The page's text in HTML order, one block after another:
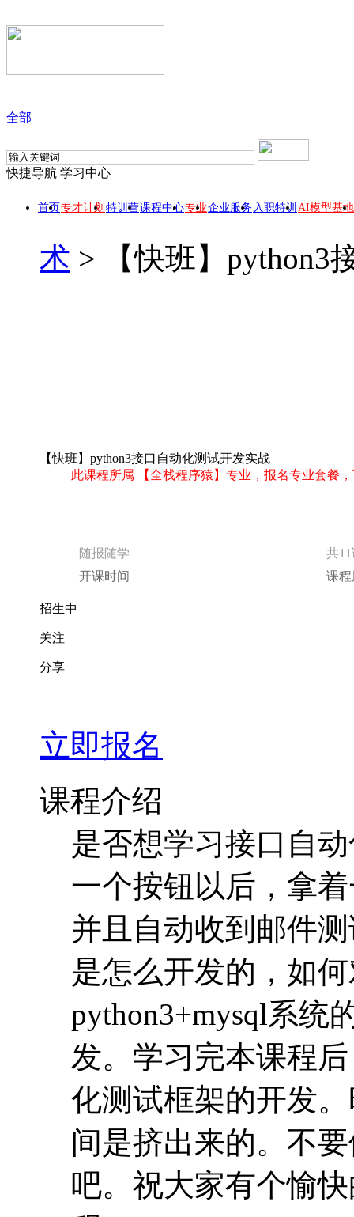
全部
快捷导航 学习中心
首页专才计划 特训营课程中心专业企业服务 入职特训 AI模型基地
术 > 【快班】
招生中
立即报名
课程介绍
一个按钮以后，拿
并且自动收到邮件
是怎么开发的，如
python3+mysql系统
发。学习完本课程
化测试框架的开发
间是挤出来的。不
吧。祝大家有个愉
程！
课程大纲
第一课：认识接口